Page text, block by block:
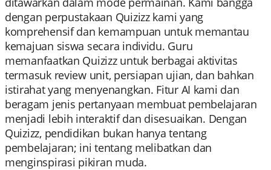
dengan perpustakaan Quizizz kami yang
komprehensif dan kemampuan untuk memantau
kemajuan siswa secara individu. Guru
memanfaatkan Quizizz untuk berbagai aktivitas
termasuk review unit, persiapan ujian, dan bahkan
istirahat yang menyenangkan. Fitur AI kami dan
beragam jenis pertanyaan membuat pembelajaran
menjadi lebih interaktif dan disesuaikan. Dengan
Quizizz, pendidikan bukan hanya tentang
pembelajaran; ini tentang melibatkan dan
menginspirasi pikiran muda.